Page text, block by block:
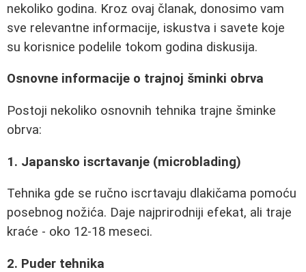
nekoliko godina. Kroz ovaj članak, donosimo vam
sve relevantne informacije, iskustva i savete koje
su korisnice podelile tokom godina diskusija.
Osnovne informacije o trajnoj šminki obrva
Postoji nekoliko osnovnih tehnika trajne šminke
obrva:
1. Japansko iscrtavanje (microblading)
Tehnika gde se ručno iscrtavaju dlakičama pomoću
posebnog nožića. Daje najprirodniji efekat, ali traje
kraće - oko 12-18 meseci.
2. Puder tehnika